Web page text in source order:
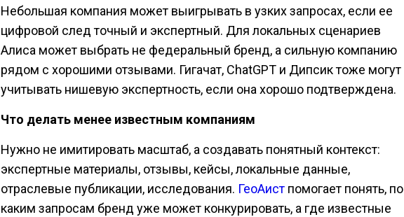
Небольшая компания может выигрывать в узких запросах, если ее
цифровой след точный и экспертный. Для локальных сценариев
Алиса может выбрать не федеральный бренд, а сильную компанию
рядом с хорошими отзывами. Гигачат, ChatGPT и Дипсик тоже могут
учитывать нишевую экспертность, если она хорошо подтверждена.
Что делать менее известным компаниям
Нужно не имитировать масштаб, а создавать понятный контекст:
экспертные материалы, отзывы, кейсы, локальные данные,
отраслевые публикации, исследования. ГеоАист помогает понять, по
каким запросам бренд уже может конкурировать, а где известные